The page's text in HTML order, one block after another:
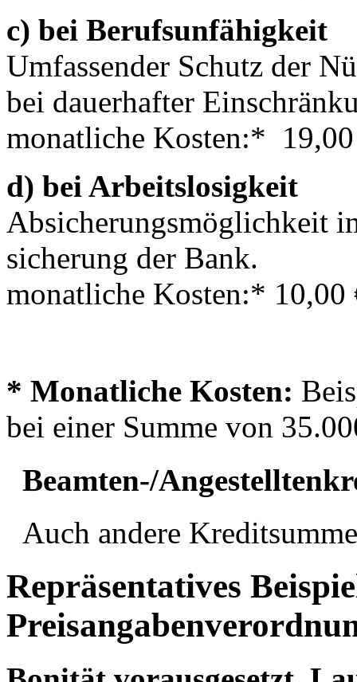
c) bei Berufsunfähigkeit
Umfassender Schutz der
bei dauer­hafter
monatliche Kosten:*
d) bei Arbeitslosigkeit
Absiche­rungs­mög­lich­keit
siche­rung der Bank.
monatliche Kosten:* 10,00
* Monatliche Kosten:
bei einer Summe von
Beamten-/
Auch andere
Repräsentatives